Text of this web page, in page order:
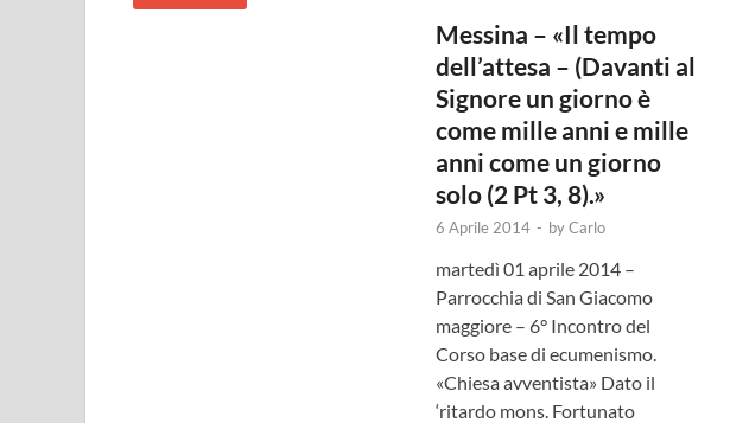
Messina – «Il tempo
dell’attesa – (Davanti al
Signore un giorno è
come mille anni e mille
anni come un giorno
solo (2 Pt 3, 8).»
6 Aprile 2014 - byCarlo
martedì 01 aprile 2014 –
Parrocchia di San Giacomo
maggiore – 6° Incontro del
Corso base di ecumenismo.
«Chiesa avventista» Dato il
‘ritardo mons. Fortunato